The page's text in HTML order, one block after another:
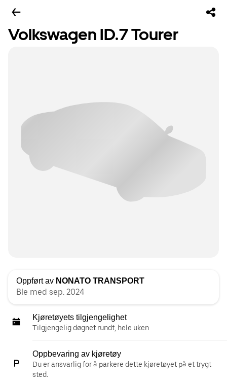
Volkswagen ID.7 Tourer
Oppført av NONATO TRANSPORT
Ble med sep. 2024
Kjøretøyets tilgjengelighet
Tilgjengelig døgnet rundt, hele uken
Oppbevaring av kjøretøy
Du er ansvarlig for å parkere dette kjøretøyet på et trygt
sted.